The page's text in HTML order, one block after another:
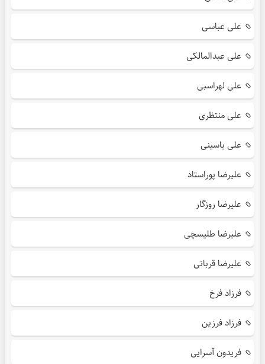
علی عباسی
علی عبدالمالکی
علی لهراسبی
علی منتظری
علی یاسینی
علیرضا پوراستاد
علیرضا روزگار
علیرضا طلیسچی
علیرضا قربانی
فرزاد فرخ
فرزاد فرزین
فریدون آسرایی